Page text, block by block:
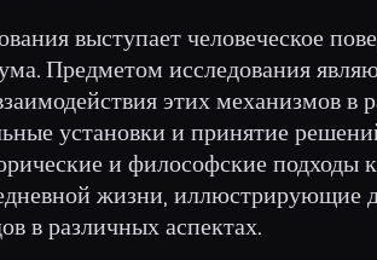
выступает человеческое
Предметом исследования
этих механизмов в
установки и принятие
и философские подходы
жизни, иллюстрирующие
в различных аспектах.